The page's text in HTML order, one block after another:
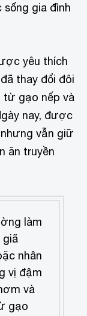
gia đình
yêu thích
thay đổi đôi
từ gạo nếp và
nay, được
vẫn giữ
ăn truyền
làm
giã
nhân
vị đậm
và
gạo